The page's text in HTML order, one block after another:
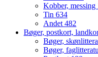
Kobber, messing
Tin 634
Andet 482
Bøger, postkort,
Bøger,
Bøger,